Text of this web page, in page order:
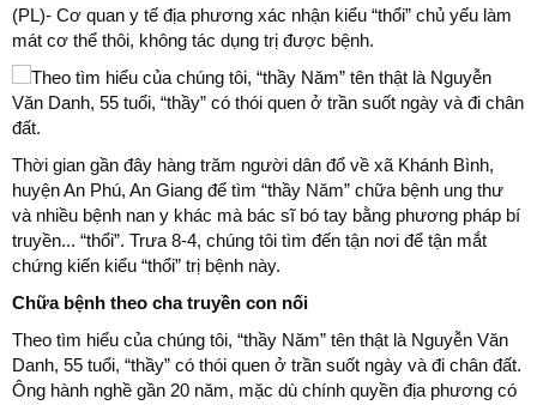
(PL)- Cơ quan y tế địa phương xác nhận kiểu “thổi” chủ yếu làm
mát cơ thể thôi, không tác dụng trị được bệnh.
Thời gian gần đây hàng trăm người dân đổ về xã Khánh Bình,
huyện An Phú, An Giang để tìm “thầy Năm” chữa bệnh ung thư
và nhiều bệnh nan y khác mà bác sĩ bó tay bằng phương pháp bí
truyền... “thổi”. Trưa 8-4, chúng tôi tìm đến tận nơi để tận mắt
chứng kiến kiểu “thổi” trị bệnh này.
Chữa bệnh theo cha truyền con nối
Theo tìm hiểu của chúng tôi, “thầy Năm” tên thật là Nguyễn Văn
Danh, 55 tuổi, “thầy” có thói quen ở trần suốt ngày và đi chân đất.
Ông hành nghề gần 20 năm, mặc dù chính quyền địa phương có